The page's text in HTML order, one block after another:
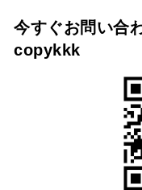
今すぐお問い合
copykkk